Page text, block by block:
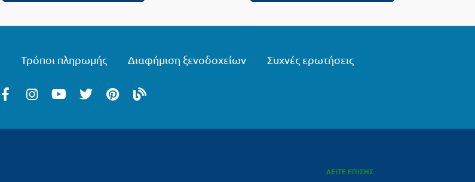
Τρόποι πληρωμής Διαφήμιση ξενοδοχείων Συχνές ερωτήσεις
ΔΕΙΤΕ ΕΠΙΣΗΣ